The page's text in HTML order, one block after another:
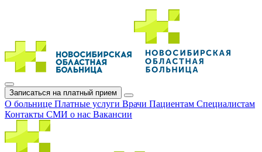
Записаться на платный прием
О больнице Платные услуги Врачи Пациентам Специалистам
Контакты СМИ о нас Вакансии